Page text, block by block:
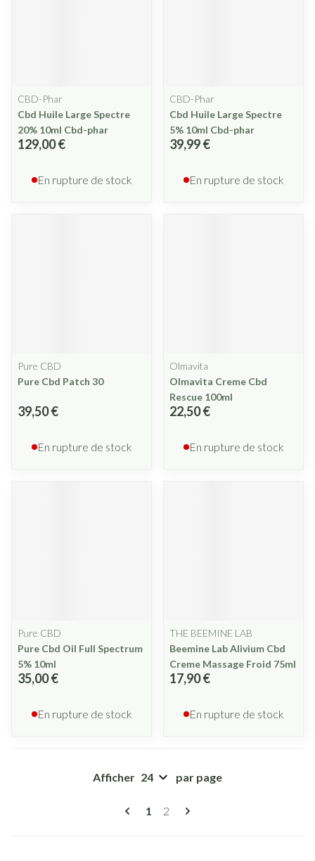
CBD-Phar
Cbd Huile Large Spectre
20% 10ml Cbd-phar
129,00 €
En rupture de stock
CBD-Phar
Cbd Huile Large Spectre
5% 10ml Cbd-phar
39,99 €
En rupture de stock
Pure CBD
Pure Cbd Patch 30
39,50 €
En rupture de stock
Olmavita
Olmavita Creme Cbd
Rescue 100ml
22,50 €
En rupture de stock
Pure CBD
Pure Cbd Oil Full Spectrum
5% 10ml
35,00 €
En rupture de stock
THE BEEMINE LAB
Beemine Lab Alivium Cbd
Creme Massage Froid 75ml
17,90 €
En rupture de stock
Pages
Vous lisez actuellement la page
1 Page
2
Afficher par page